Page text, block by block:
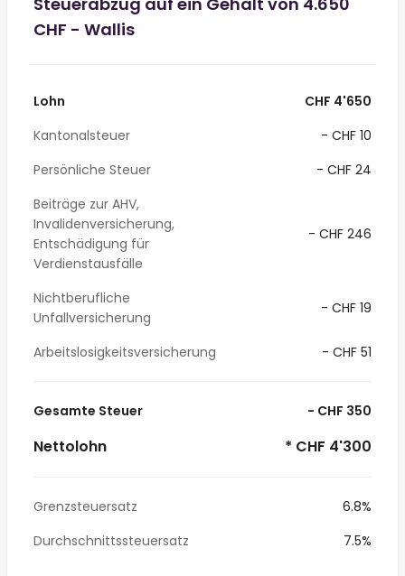
CHF - Wallis
Lohn
CHF 4'650
Kantonalsteuer
- CHF 10
Persönliche Steuer
- CHF 24
Beiträge zur AHV,
Invalidenversicherung,
Entschädigung für
Verdienstausfälle
- CHF 246
Nichtberufliche
Unfallversicherung
- CHF 19
Arbeitslosigkeitsversicherung - CHF 51
Gesamte Steuer - CHF 350
Nettolohn * CHF 4'300
Grenzsteuersatz
6.8%
Durchschnittssteuersatz
7.5%